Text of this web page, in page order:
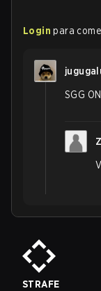
Login para
SGG
STRAFE